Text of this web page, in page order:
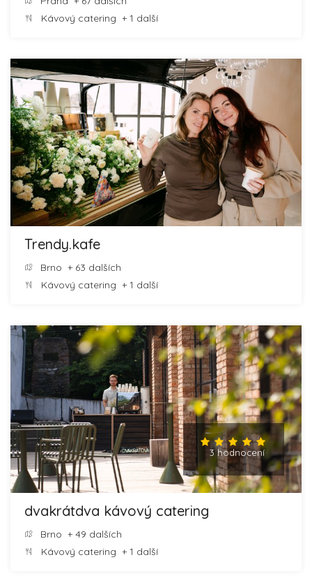
Kávový catering + 1 další
Trendy.kafe
Brno + 63 dalších
Kávový catering + 1 další
3 hodnocení
dvakrátdva kávový catering
Brno + 49 dalších
Kávový catering + 1 další